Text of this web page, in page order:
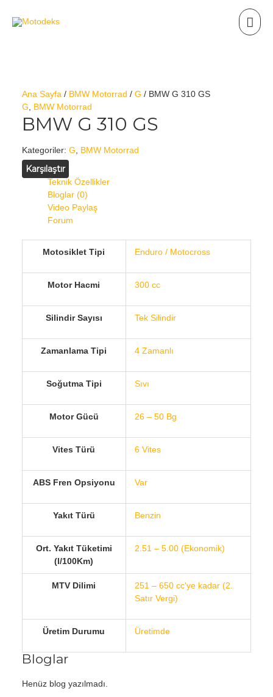
Ana Sayfa / BMW Motorrad / G / BMW G 310 GS
G
BMW Motorrad
BMW G 310 GS
Kategoriler: G BMW Motorrad
Karşılaştır
Teknik Özellikler
Bloglar (0)
Video Paylaş
Forum
Motosiklet Tipi Enduro / Motocross
Motor Hacmi 300 cc
Silindir Sayısı Tek Silindir
Zamanlama Tipi 4 Zamanlı
Soğutma Tipi Sıvı
Motor Gücü 26 – 50 Bg
Vites Türü 6 Vites
ABS Fren Opsiyonu Var
Yakıt Türü Benzin
Ort. Yakıt Tüketimi
(l/100Km)
2.51 – 5.00 (Ekonomik)
MTV Dilimi
251 – 650 cc'ye kadar (2.
Satır Vergi)
Üretim Durumu Üretimde
Bloglar
Henüz blog yazılmadı.